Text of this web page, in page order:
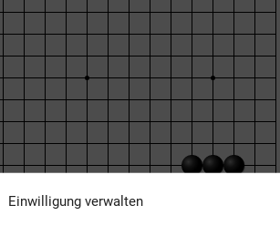
Einwilligung verwalten